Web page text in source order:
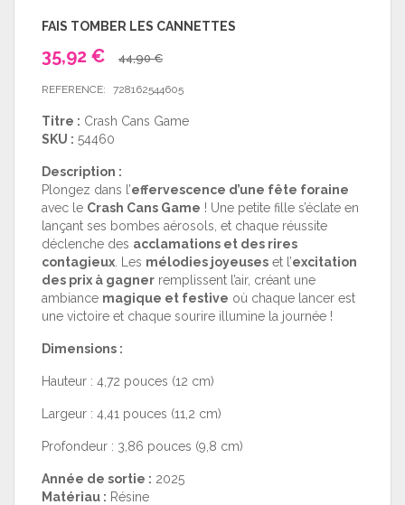
FAIS TOMBER LES CANNETTES
35,92 € 44,90 €
REFERENCE: 728162544605
Titre : Crash Cans Game
SKU : 54460
Description :
Plongez dans l’effervescence d’une fête foraine
avec le Crash Cans Game ! Une petite fille s’éclate en
lançant ses bombes aérosols, et chaque réussite
déclenche des acclamations et des rires
contagieux . Les mélodies joyeuses et l’excitation
des prix à gagner remplissent l’air, créant une
ambiance magique et festive où chaque lancer est
une victoire et chaque sourire illumine la journée !
Dimensions :
Hauteur : 4,72 pouces (12 cm)
Largeur : 4,41 pouces (11,2 cm)
Profondeur : 3,86 pouces (9,8 cm)
Année de sortie : 2025
Matériau : Résine